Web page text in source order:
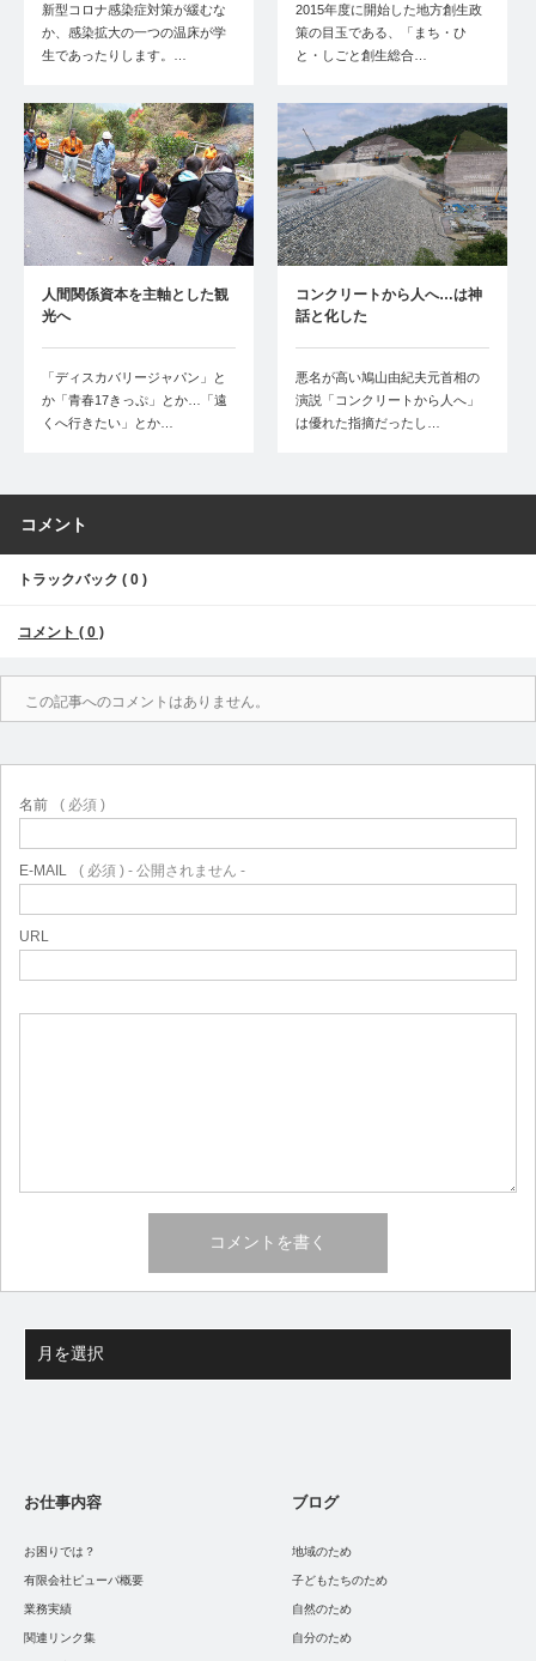
新型コロナ感染症対策が緩むな
か、感染拡大の一つの温床が学
生であったりします。…
2015年度に開始した地方創生政
策の目玉である、「まち・ひ
と・しごと創生総合…
人間関係資本を主軸とした観
光へ
「ディスカバリージャパン」と
か「青春17きっぷ」とか…「遠
くへ行きたい」とか…
コンクリートから人へ…は神
話と化した
悪名が高い鳩山由紀夫元首相の
演説「コンクリートから人へ」
は優れた指摘だったし…
コメント
トラックバック ( 0 )
コメント ( 0 )
この記事へのコメントはありません。
名前 ( 必須 )
E-MAIL ( 必須 ) - 公開されません -
URL
お仕事内容
お困りでは？
有限会社ピューパ概要
業務実績
関連リンク集
ブログ
地域のため
子どもたちのため
自然のため
自分のため